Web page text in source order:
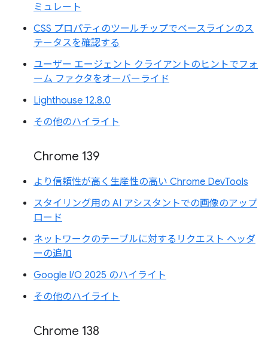
ミュレート
CSS プロパティのツールチップでベースラインのス
テータスを確認する
ユーザー エージェント クライアントのヒントでフォ
ーム ファクタをオーバーライド
Lighthouse 12.8.0
その他のハイライト
Chrome 139
より信頼性が高く生産性の高い Chrome DevTools
スタイリング用の AI アシスタントでの画像のアップ
ロード
ネットワークのテーブルに対するリクエスト ヘッダ
ーの追加
Google I/O 2025 のハイライト
その他のハイライト
Chrome 138